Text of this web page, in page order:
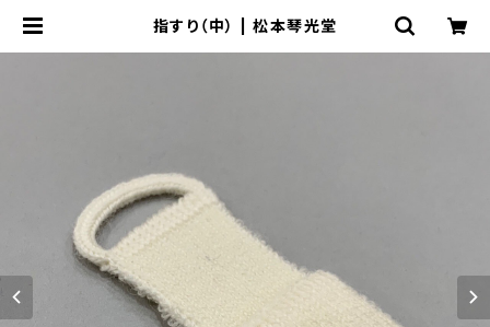
指すり（中） | 松本琴光堂